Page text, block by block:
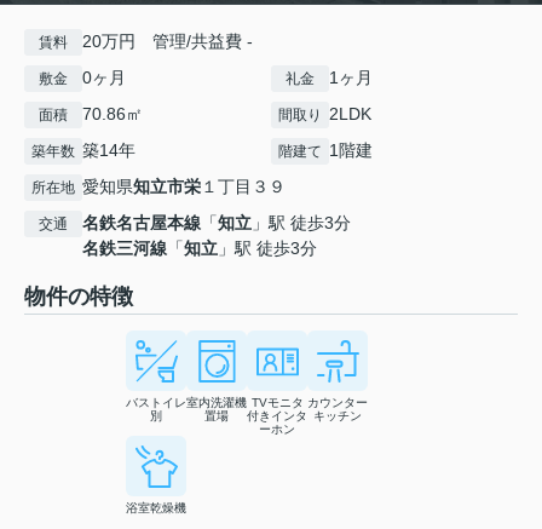
賃料 20万円 管理/共益費 -
敷金 0ヶ月 礼金 1ヶ月
面積 70.86㎡ 間取り 2LDK
築年数 築14年 階建て 1階建
所在地 愛知県知立市栄１丁目３９
交通 名鉄名古屋本線 「知立 」駅 徒歩3分
名鉄三河線 「知立 」駅 徒歩3分
物件の特徴
バストイレ
別
室内洗濯機
置場
TVモニタ
付きインタ
ーホン
カウンター
キッチン
浴室乾燥機